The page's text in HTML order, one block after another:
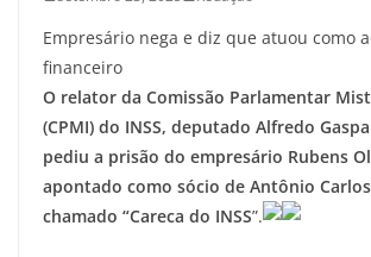
Empresário nega e diz que atuou como
financeiro
O relator da Comissão Parlamentar
(CPMI) do INSS, deputado Alfredo
pediu a prisão do empresário Rubens
apontado como sócio de Antônio
chamado “Careca do INSS”.